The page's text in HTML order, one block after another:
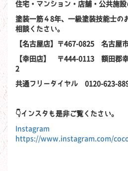
住宅・マンション・店舗・公共施
塗装一筋４8年、一級塗装技能士の
相談ください。
【名古屋店】〒467-0825 名古屋
【幸田店】 〒444-0113 額田郡
2
共通フリーダイヤル 0120-623-
👇インスタも是非ご覧ください。
Instagram
https://www.instagram.com/